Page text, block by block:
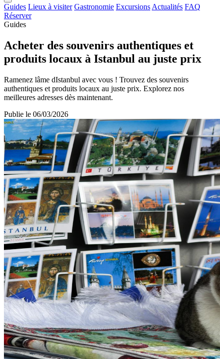
Guides Lieux à visiter Gastronomie Excursions Actualités FAQ
Réserver
Guides
Acheter des souvenirs authentiques et
produits locaux à Istanbul au juste prix
Ramenez lâme dIstanbul avec vous ! Trouvez des souvenirs
authentiques et produits locaux au juste prix. Explorez nos
meilleures adresses dès maintenant.
Publie le 06/03/2026